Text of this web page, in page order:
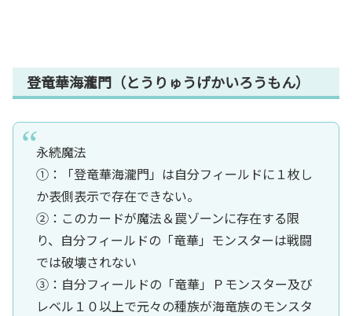
登竜華海瀧門（とうりゅうげかいろうもん）
永続魔法
①：「登竜華海瀧門」は自分フィールドに１枚し
か表側表示で存在できない。
②：このカードが魔法＆罠ゾーンに存在する限
り、自分フィールドの「竜華」モンスターは戦闘
では破壊されない
③：自分フィールドの「竜華」Ｐモンスター及び
レベル１０以上で元々の種族が海竜族のモンスタ